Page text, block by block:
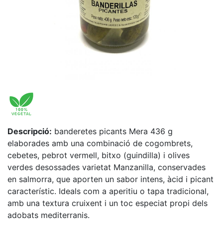
Descripció: banderetes picants Mera 436 g
elaborades amb una combinació de cogombrets,
cebetes, pebrot vermell, bitxo (guindilla) i olives
verdes desossades varietat Manzanilla, conservades
en salmorra, que aporten un sabor intens, àcid i picant
característic. Ideals com a aperitiu o tapa tradicional,
amb una textura cruixent i un toc especiat propi dels
adobats mediterranis.